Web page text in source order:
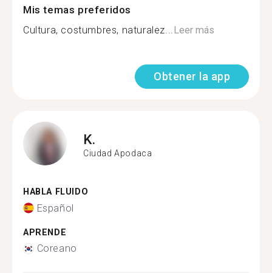
Mis temas preferidos
Cultura, costumbres, naturalez...Leer más
Obtener la app
K.
Ciudad Apodaca
HABLA FLUIDO
Español
APRENDE
Coreano